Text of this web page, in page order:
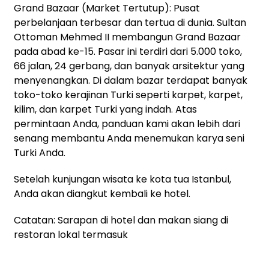
Grand Bazaar (Market Tertutup): Pusat
perbelanjaan terbesar dan tertua di dunia. Sultan
Ottoman Mehmed II membangun Grand Bazaar
pada abad ke-15. Pasar ini terdiri dari 5.000 toko,
66 jalan, 24 gerbang, dan banyak arsitektur yang
menyenangkan. Di dalam bazar terdapat banyak
toko-toko kerajinan Turki seperti karpet, karpet,
kilim, dan karpet Turki yang indah. Atas
permintaan Anda, panduan kami akan lebih dari
senang membantu Anda menemukan karya seni
Turki Anda.
Setelah kunjungan wisata ke kota tua Istanbul,
Anda akan diangkut kembali ke hotel.
Catatan: Sarapan di hotel dan makan siang di
restoran lokal termasuk